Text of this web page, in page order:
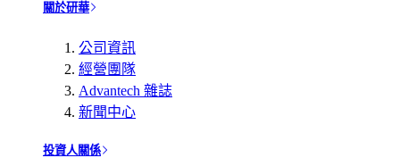
關於研華
公司資訊
經營團隊
Advantech 雜誌
新聞中心
投資人關係